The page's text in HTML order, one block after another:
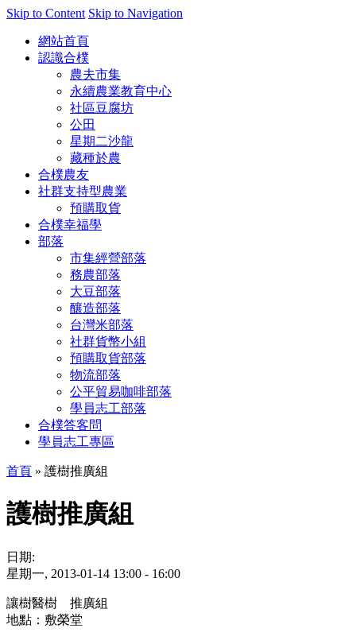
Skip to Content Skip to Navigation
網站首頁
認識合樸
農夫市集
永續農業教育中心
社區豆腐坊
公田
星期二沙龍
藏種於農
合樸農友
社群支持型農業
預購取貨
合樸幸福學
部落
市集經營部落
務農部落
大豆部落
釀造部落
台灣米部落
社群貨幣小組
預購取貨部落
物流部落
公平貿易咖啡部落
學員志工部落
合樸答客問
學員志工專區
首頁 » 護樹推廣組
護樹推廣組
日期:
星期一, 2013-01-14 13:00 - 16:00
讓樹醫樹 推廣組
地點：敷榮堂